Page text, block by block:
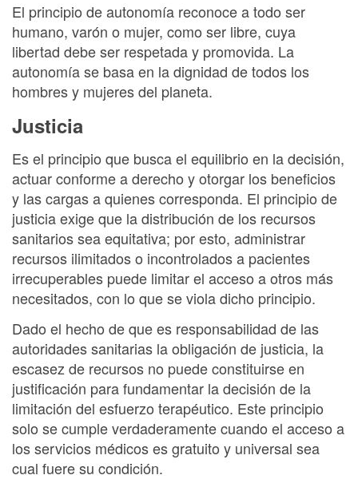
El principio de autonomía reconoce a todo ser
humano, varón o mujer, como ser libre, cuya
libertad debe ser respetada y promovida. La
autonomía se basa en la dignidad de todos los
hombres y mujeres del planeta.
Justicia
Es el principio que busca el equilibrio en la decisión,
actuar conforme a derecho y otorgar los beneficios
y las cargas a quienes corresponda. El principio de
justicia exige que la distribución de los recursos
sanitarios sea equitativa; por esto, administrar
recursos ilimitados o incontrolados a pacientes
irrecuperables puede limitar el acceso a otros más
necesitados, con lo que se viola dicho principio.
Dado el hecho de que es responsabilidad de las
autoridades sanitarias la obligación de justicia, la
escasez de recursos no puede constituirse en
justificación para fundamentar la decisión de la
limitación del esfuerzo terapéutico. Este principio
solo se cumple verdaderamente cuando el acceso a
los servicios médicos es gratuito y universal sea
cual fuere su condición.